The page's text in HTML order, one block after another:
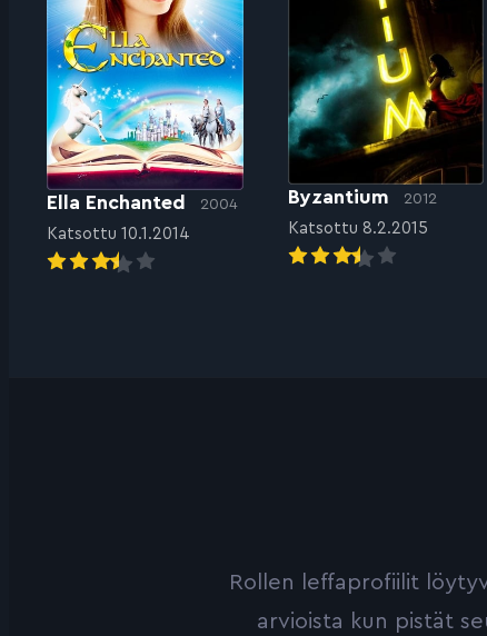
Ella Enchanted 2004
Katsottu 10.1.2014
Byzantium 2012
Katsottu 8.2.2015
Rollen leffaprofiilit
arvioista kun pistät